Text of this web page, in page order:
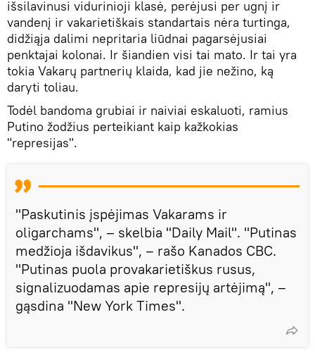
išsilavinusi vidurinioji klasė, perėjusi per ugnį ir
vandenį ir vakarietiškais standartais nėra turtinga,
didžiąja dalimi nepritaria liūdnai pagarsėjusiai
penktajai kolonai. Ir šiandien visi tai mato. Ir tai yra
tokia Vakarų partnerių klaida, kad jie nežino, ką
daryti toliau.
Todėl bandoma grubiai ir naiviai eskaluoti, ramius
Putino žodžius perteikiant kaip kažkokias
"represijas".
"Paskutinis įspėjimas Vakarams ir
oligarchams", – skelbia "Daily Mail". "Putinas
medžioja išdavikus", – rašo Kanados CBC.
"Putinas puola provakarietiškus rusus,
signalizuodamas apie represijų artėjimą", –
gąsdina "New York Times".